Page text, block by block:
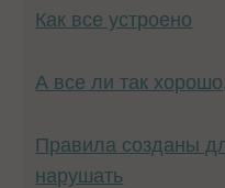
Как все устроено
А все ли так
Правила созданы
нарушать